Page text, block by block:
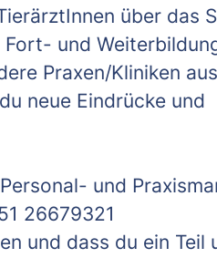
über das
und
Praxen/Kliniken
neue Eindrücke und
und
26679321
und dass du ein Teil